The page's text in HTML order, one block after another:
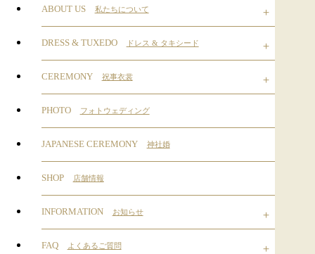
ABOUT US 私たちについて
DRESS & TUXEDO ドレス & タキシード
CEREMONY 祝事衣裳
PHOTO フォトウェディング
JAPANESE CEREMONY 神社婚
SHOP 店舗情報
INFORMATION お知らせ
FAQ よくあるご質問